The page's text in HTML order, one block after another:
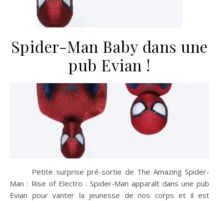
Spider-Man Baby dans une
pub Evian !
Petite surprise pré-sortie de The Amazing Spider-
Man : Rise of Electro : Spider-Man apparaît dans une pub
Evian pour vanter la jeunesse de nos corps et il est